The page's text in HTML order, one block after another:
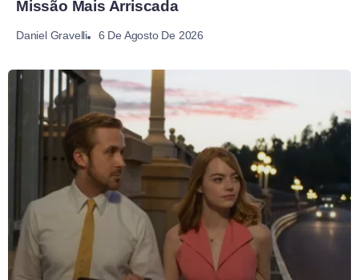
Missão Mais Arriscada
Daniel Gravelli 6 De Agosto De 2026